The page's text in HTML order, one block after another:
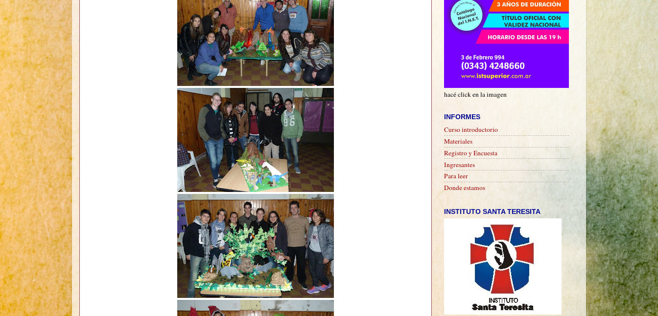
hacé click en la imagen
INFORMES
Curso introductorio
Materiales
Registro y Encuesta
Ingresantes
Para leer
Donde estamos
INSTITUTO SANTA TERESITA